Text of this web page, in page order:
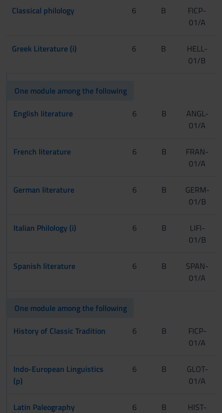
Classical philology 6 B
FICP-
01/A
Greek Literature (i) 6 B
HELL-
01/B
One module among the following
English literature
6 B
ANGL-
01/A
French literature 6 B
FRAN-
01/A
German literature 6 B
GERM-
01/B
Italian Philology (i) 6 B
LIFI-
01/B
Spanish literature 6 B
SPAN-
01/A
One module among the following
History of Classic Tradition
6 B
FICP-
01/A
Indo-European Linguistics
(p)
6 B
GLOT-
01/A
Latin Paleography 6 B
HIST-